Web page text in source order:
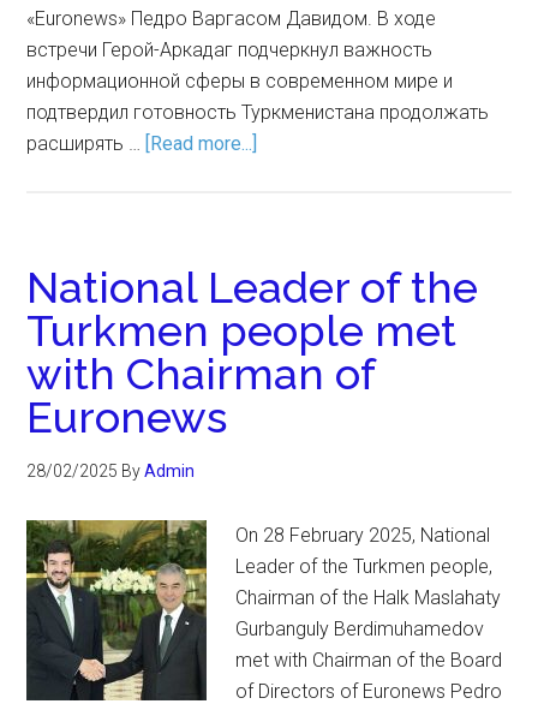
«Euronews» Педро Варгасом Давидом. В ходе
встречи Герой-Аркадаг подчеркнул важность
информационной сферы в современном мире и
подтвердил готовность Туркменистана продолжать
расширять … [Read more...]
National Leader of the
Turkmen people met
with Chairman of
Euronews
28/02/2025 ByAdmin
On 28 February 2025, National
Leader of the Turkmen people,
Chairman of the Halk Maslahaty
Gurbanguly Berdimuhamedov
met with Chairman of the Board
of Directors of Euronews Pedro